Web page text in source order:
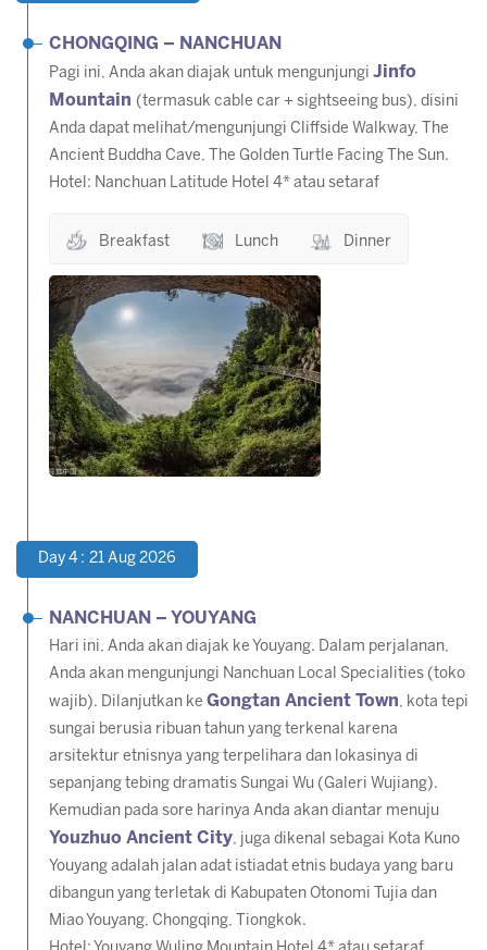
CHONGQING – NANCHUAN
Pagi ini, Anda akan diajak untuk mengunjungi Jinfo
Mountain (termasuk cable car + sightseeing bus), disini
Anda dapat melihat/mengunjungi Cliffside Walkway, The
Ancient Buddha Cave, The Golden Turtle Facing The Sun.
Hotel: Nanchuan Latitude Hotel 4* atau setaraf
Breakfast Lunch Dinner
Day 4 : 21 Aug 2026
NANCHUAN – YOUYANG
Hari ini, Anda akan diajak ke Youyang. Dalam perjalanan,
Anda akan mengunjungi Nanchuan Local Specialities (toko
wajib). Dilanjutkan ke Gongtan Ancient Town, kota tepi
sungai berusia ribuan tahun yang terkenal karena
arsitektur etnisnya yang terpelihara dan lokasinya di
sepanjang tebing dramatis Sungai Wu (Galeri Wujiang).
Kemudian pada sore harinya Anda akan diantar menuju
Youzhuo Ancient City, juga dikenal sebagai Kota Kuno
Youyang adalah jalan adat istiadat etnis budaya yang baru
dibangun yang terletak di Kabupaten Otonomi Tujia dan
Miao Youyang, Chongqing, Tiongkok.